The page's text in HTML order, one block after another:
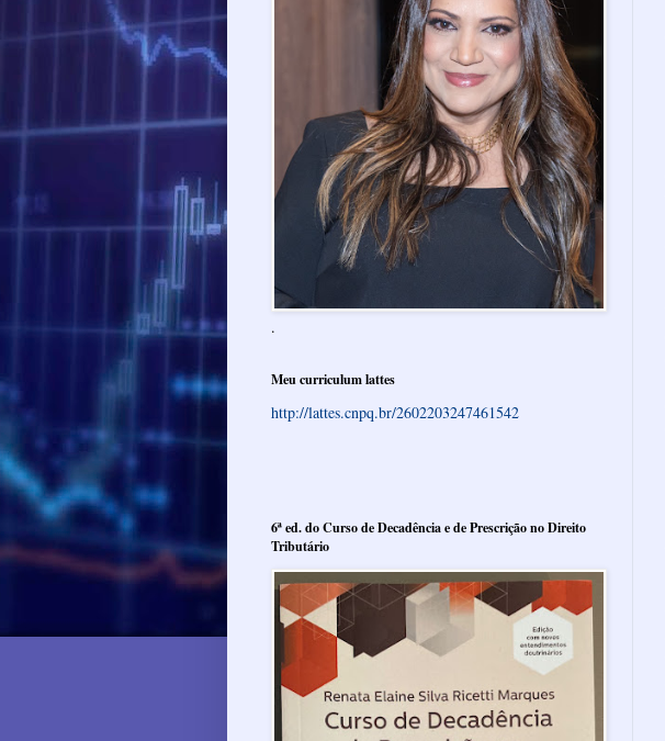
.
Meu curriculum lattes
http://lattes.cnpq.br/2602203247461542
6ª ed. do Curso de Decadência e de Prescrição no Direito
Tributário